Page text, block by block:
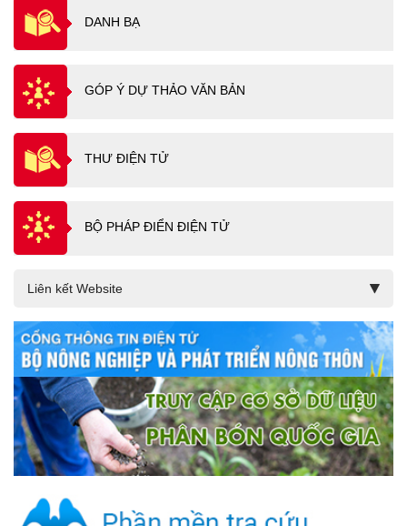
DANH BẠ
GÓP Ý DỰ THẢO VĂN BẢN
THƯ ĐIỆN TỬ
BỘ PHÁP ĐIỂN ĐIỆN TỬ